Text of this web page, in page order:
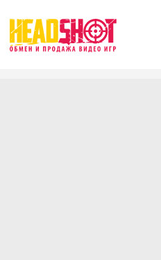
Назад → Каталог